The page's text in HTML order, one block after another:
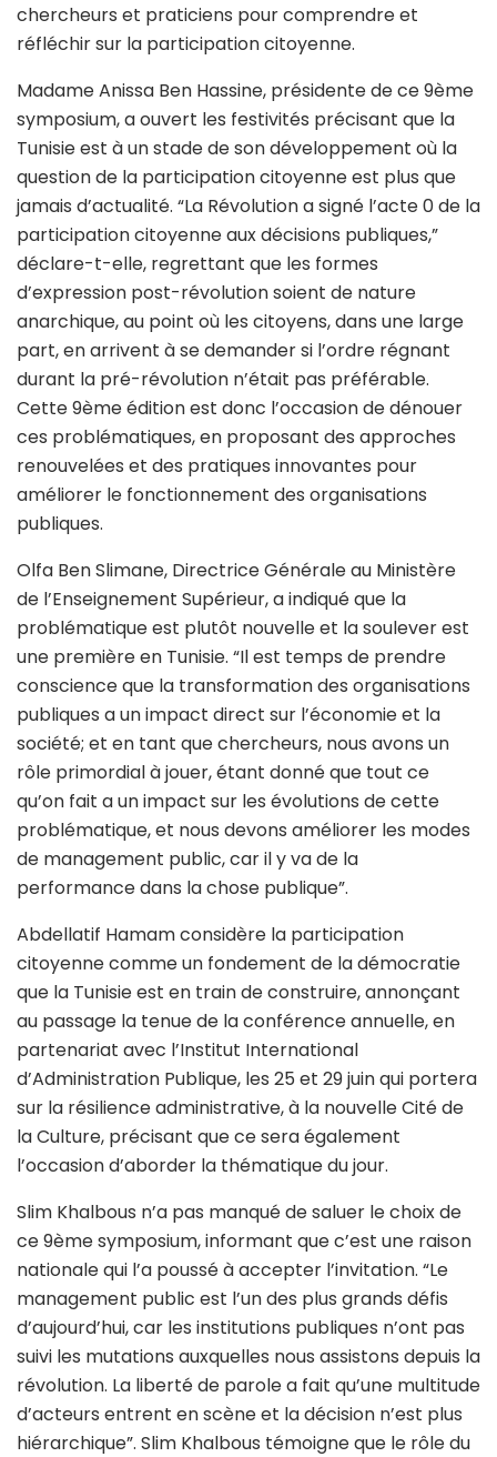
chercheurs et praticiens pour comprendre et
réfléchir sur la participation citoyenne.
Madame Anissa Ben Hassine, présidente de ce 9ème
symposium, a ouvert les festivités précisant que la
Tunisie est à un stade de son développement où la
question de la participation citoyenne est plus que
jamais d’actualité. “La Révolution a signé l’acte 0 de la
participation citoyenne aux décisions publiques,”
déclare-t-elle, regrettant que les formes
d’expression post-révolution soient de nature
anarchique, au point où les citoyens, dans une large
part, en arrivent à se demander si l’ordre régnant
durant la pré-révolution n’était pas préférable.
Cette 9ème édition est donc l’occasion de dénouer
ces problématiques, en proposant des approches
renouvelées et des pratiques innovantes pour
améliorer le fonctionnement des organisations
publiques.
Olfa Ben Slimane, Directrice Générale au Ministère
de l’Enseignement Supérieur, a indiqué que la
problématique est plutôt nouvelle et la soulever est
une première en Tunisie. “Il est temps de prendre
conscience que la transformation des organisations
publiques a un impact direct sur l’économie et la
société; et en tant que chercheurs, nous avons un
rôle primordial à jouer, étant donné que tout ce
qu’on fait a un impact sur les évolutions de cette
problématique, et nous devons améliorer les modes
de management public, car il y va de la
performance dans la chose publique”.
Abdellatif Hamam considère la participation
citoyenne comme un fondement de la démocratie
que la Tunisie est en train de construire, annonçant
au passage la tenue de la conférence annuelle, en
partenariat avec l’Institut International
d’Administration Publique, les 25 et 29 juin qui portera
sur la résilience administrative, à la nouvelle Cité de
la Culture, précisant que ce sera également
l’occasion d’aborder la thématique du jour.
Slim Khalbous n’a pas manqué de saluer le choix de
ce 9ème symposium, informant que c’est une raison
nationale qui l’a poussé à accepter l’invitation. “Le
management public est l’un des plus grands défis
d’aujourd’hui, car les institutions publiques n’ont pas
suivi les mutations auxquelles nous assistons depuis la
révolution. La liberté de parole a fait qu’une multitude
d’acteurs entrent en scène et la décision n’est plus
hiérarchique”. Slim Khalbous témoigne que le rôle du